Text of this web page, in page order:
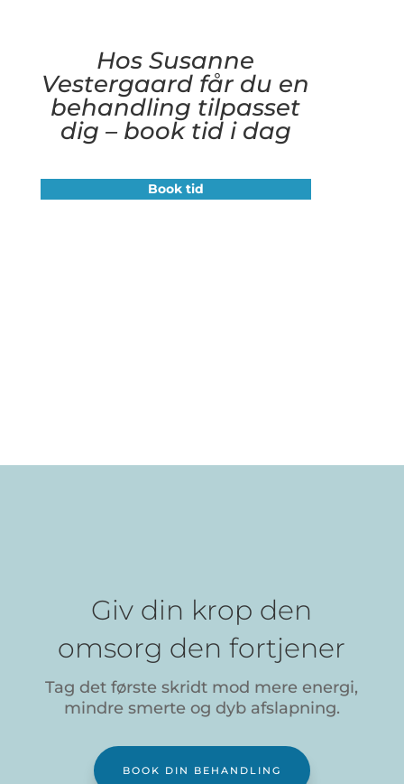
Hos Susanne
Vestergaard får du en
behandling tilpasset
dig – book tid i dag
Book tid
Giv din krop den
omsorg den fortjener
Tag det første skridt mod mere energi,
mindre smerte og dyb afslapning.
BOOK DIN BEHANDLING